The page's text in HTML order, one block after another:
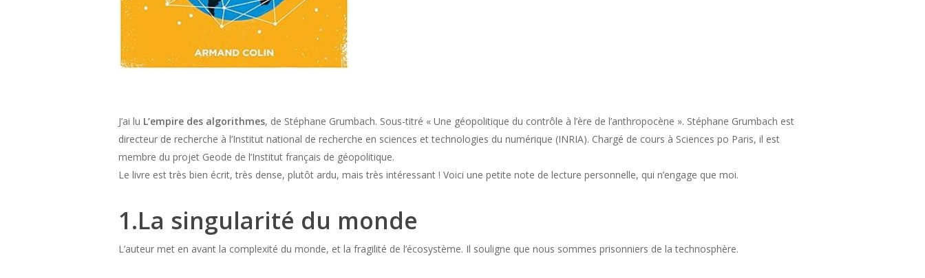
J’ai lu L’empire des algorithmes, de Stéphane Grumbach. Sous-titré « Une géopolitique du contrôle à l’ère de l’anthropocène ». Stéphane Grumbach est
directeur de recherche à l’Institut national de recherche en sciences et technologies du numérique (INRIA). Chargé de cours à Sciences po Paris, il est
membre du projet Geode de l’Institut français de géopolitique.
Le livre est très bien écrit, très dense, plutôt ardu, mais très intéressant ! Voici une petite note de lecture personnelle, qui n’engage que moi.
1.La singularité du monde
L’auteur met en avant la complexité du monde, et la fragilité de l’écosystème. Il souligne que nous sommes prisonniers de la technosphère.